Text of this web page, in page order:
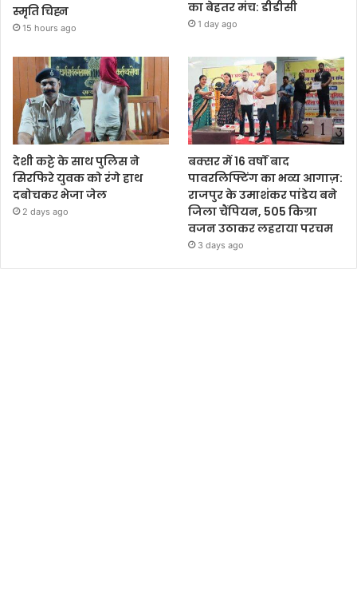
स्मृति चिह्न
15 hours ago
का बेहतर मंच: डीडीसी
1 day ago
देशी कट्टे के साथ पुलिस ने
सिरफिरे युवक को रंगे हाथ
दबोचकर भेजा जेल
2 days ago
बक्सर में 16 वर्षों बाद
पावरलिफ्टिंग का भव्य आगाज़:
राजपुर के उमाशंकर पांडेय बने
जिला चैंपियन, 505 किग्रा
वजन उठाकर लहराया परचम
3 days ago